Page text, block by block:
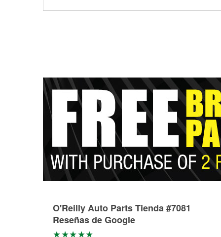
O'Reilly Auto Parts Tienda #7081
Reseñas de Google